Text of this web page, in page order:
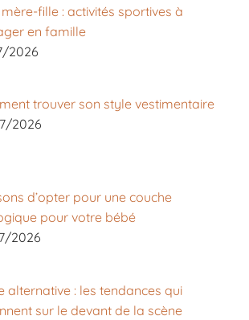
fille : activités sportives à
en famille
2026
trouver son style vestimentaire
2026
d’opter pour une couche
pour votre bébé
2026
alternative : les tendances qui
sur le devant de la scène